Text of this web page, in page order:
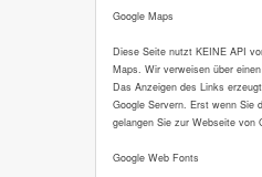
Google Maps
Diese Seite nutzt KEINE API
Maps. Wir verweisen über
Das Anzeigen des Links
Google Servern. Erst wenn Sie
gelangen Sie zur Webseite von
Google Web Fonts